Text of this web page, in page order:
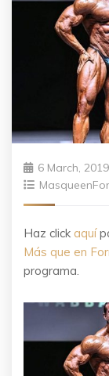
6 March, 2019
Haz click aquí
Más que en
programa.